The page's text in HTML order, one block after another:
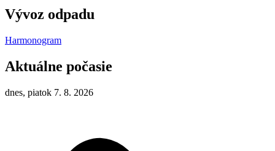
Vývoz odpadu
Harmonogram
Aktuálne počasie
dnes, piatok 7. 8. 2026